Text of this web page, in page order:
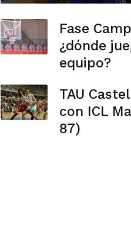
Fase
¿dónde
equipo?
TAU
con ICL
87)